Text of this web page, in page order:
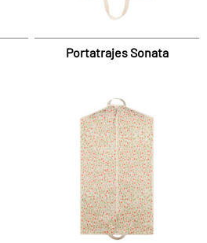
Portatrajes Sonata